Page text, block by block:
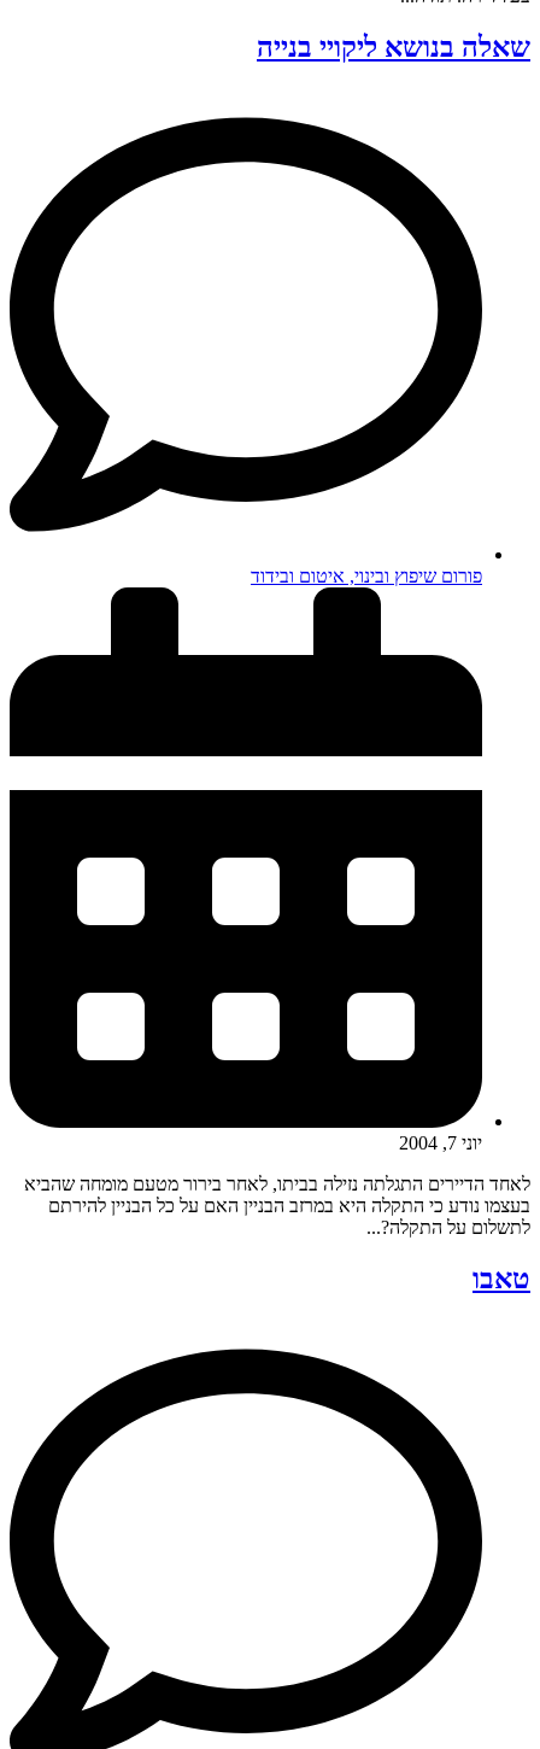
שאלה בנושא ליקויי בנייה
פורום שיפוץ ובינוי, איטום ובידוד
יוני 7, 2004
לאחד הדיירים התגלתה נזילה בביתו, לאחר בירור מטעם מומחה שהביא
בעצמו נודע כי התקלה היא במרזב הבניין האם על כל הבניין להירתם
לתשלום על התקלה?...
טאבו